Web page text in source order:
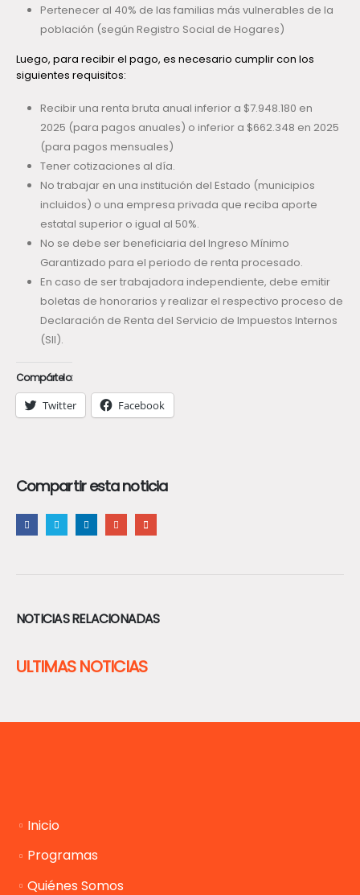
Pertenecer al 40% de las familias más vulnerables de la
población (según Registro Social de Hogares)
Luego, para recibir el pago, es necesario cumplir con los
siguientes requisitos:
Recibir una renta bruta anual inferior a $7.948.180 en
2025 (para pagos anuales) o inferior a $662.348 en 2025
(para pagos mensuales)
Tener cotizaciones al día.
No trabajar en una institución del Estado (municipios
incluidos) o una empresa privada que reciba aporte
estatal superior o igual al 50%.
No se debe ser beneficiaria del Ingreso Mínimo
Garantizado para el periodo de renta procesado.
En caso de ser trabajadora independiente, debe emitir
boletas de honorarios y realizar el respectivo proceso de
Declaración de Renta del Servicio de Impuestos Internos
(SII).
Compártelo:
Twitter Facebook
Compartir esta noticia
NOTICIAS RELACIONADAS
ULTIMAS NOTICIAS
Inicio
Programas
Quiénes Somos